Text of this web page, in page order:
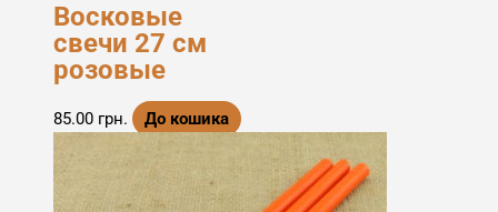
Восковые
свечи 27 см
розовые
85.00 грн. До кошика